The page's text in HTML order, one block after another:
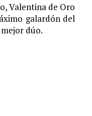
Valentina de Oro
galardón del
dúo.